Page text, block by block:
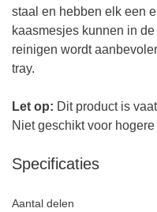
staal en hebben elk een
kaasmesjes kunnen in
reinigen wordt
tray.
Let op: Dit product is
Niet geschikt voor
Specificaties
Aantal delen